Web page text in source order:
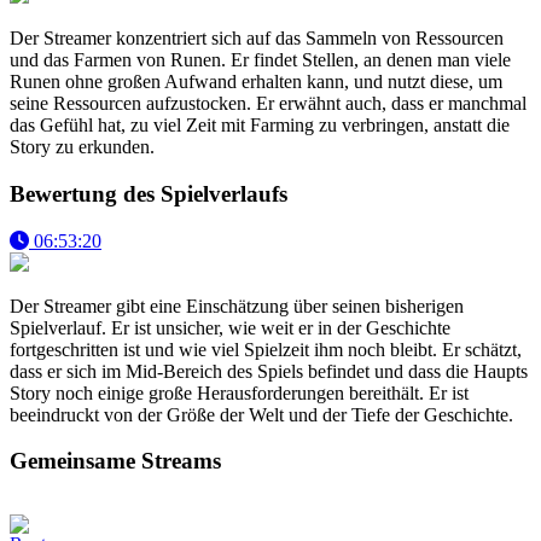
Der Streamer konzentriert sich auf das Sammeln von Ressourcen
und das Farmen von Runen. Er findet Stellen, an denen man viele
Runen ohne großen Aufwand erhalten kann, und nutzt diese, um
seine Ressourcen aufzustocken. Er erwähnt auch, dass er manchmal
das Gefühl hat, zu viel Zeit mit Farming zu verbringen, anstatt die
Story zu erkunden.
Bewertung des Spielverlaufs
06:53:20
Der Streamer gibt eine Einschätzung über seinen bisherigen
Spielverlauf. Er ist unsicher, wie weit er in der Geschichte
fortgeschritten ist und wie viel Spielzeit ihm noch bleibt. Er schätzt,
dass er sich im Mid-Bereich des Spiels befindet und dass die Haupts
Story noch einige große Herausforderungen bereithält. Er ist
beeindruckt von der Größe der Welt und der Tiefe der Geschichte.
Gemeinsame Streams